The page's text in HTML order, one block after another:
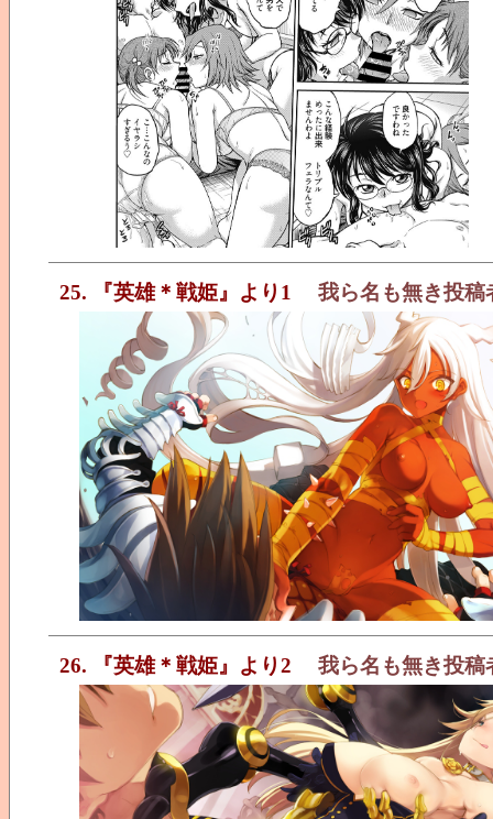
25. 『英雄＊戦姫』より1 我ら名も無き投稿
26. 『英雄＊戦姫』より2 我ら名も無き投稿